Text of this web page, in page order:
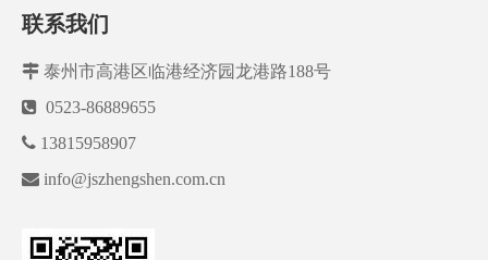
联系我们
 泰州市高港区临港经济园龙港路188号
 0523-86889655
 13815958907
 info@jszhengshen.com.cn